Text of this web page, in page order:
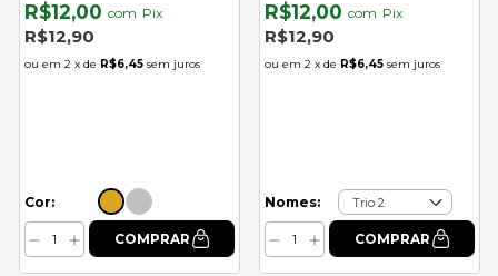
R$12,00 com Pix
R$12,90
2 x de R$6,45 sem juros
Cor:
R$12,00 com Pix
R$12,90
2 x de R$6,45 sem juros
Nomes: